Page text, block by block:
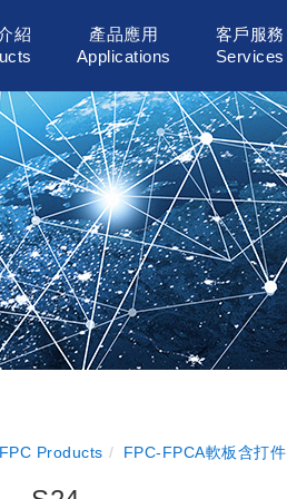
紹
產品應用
Applications
客戶服務
Services
FPC Products FPC-FPCA軟板含打件